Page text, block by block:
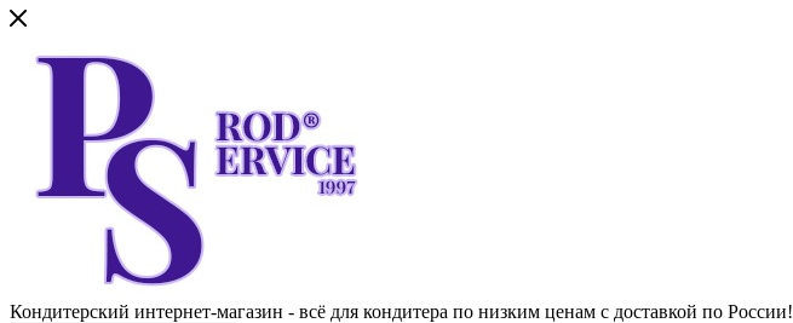
Кондитерский интернет-магазин - всё для кондитера по низким ценам с доставкой по России!